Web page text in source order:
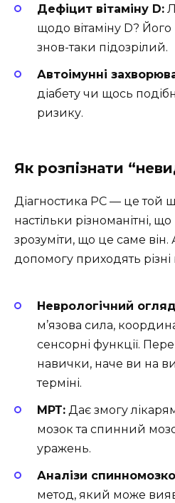
Дефіцит вітаміну D:
щодо вітаміну D?
знов-таки підозрілий.
Автоімунні
діабету чи щось
ризику.
Як розпізнати
Діагностика РС — це той
настільки різноманітні,
зрозуміти, що це саме він.
допомогу приходять
Неврологічний
м’язова сила,
сенсорні функції.
навички, наче ви на
терміні.
МРТ: Дає змогу
мозок та спинний
уражень.
Аналізи
метод, який може